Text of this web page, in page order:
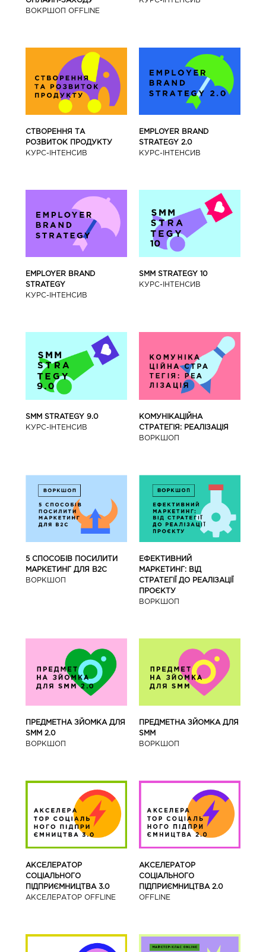
ВОКРШОП OFFLINE
СТВОРЕННЯ ТА
РОЗВИТОК ПРОДУКТУ
КУРС-IНТЕНСИВ
EMPLOYER BRAND
STRATEGY 2.0
КУРС-IНТЕНСИВ
EMPLOYER BRAND
STRATEGY
КУРС-IНТЕНСИВ
SMM STRATEGY 10
КУРС-IНТЕНСИВ
SMM STRATEGY 9.0
КУРС-IНТЕНСИВ
КОМУНІКАЦІЙНА
СТРАТЕГІЯ: РЕАЛІЗАЦІЯ
ВОРКШОП
5 СПОСОБІВ ПОСИЛИТИ
МАРКЕТИНГ ДЛЯ В2С
ВОРКШОП
ЕФЕКТИВНИЙ
МАРКЕТИНГ: ВІД
СТРАТЕГІЇ ДО РЕАЛІЗАЦІЇ
ПРОЄКТУ
ВОРКШОП
ПРЕДМЕТНА ЗЙОМКА ДЛЯ
SMM 2.0
ВОРКШОП
ПРЕДМЕТНА ЗЙОМКА ДЛЯ
SMM
ВОРКШОП
АКСЕЛЕРАТОР
СОЦІАЛЬНОГО
ПІДПРИЄМНИЦТВА 3.0
АКСЕЛЕРАТОР OFFLINE
АКСЕЛЕРАТОР
СОЦІАЛЬНОГО
ПІДПРИЄМНИЦТВА 2.0
OFFLINE